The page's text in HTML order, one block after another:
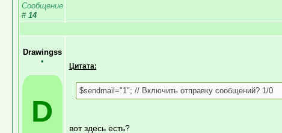
Сообщение
# 14
Drawingss
•
D
Цитата:
$sendmail="1"; // Включить отправку сообщений? 1/0
вот здесь есть?